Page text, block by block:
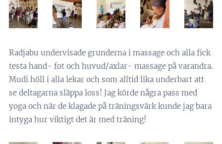
Radjabu undervisade grunderna i massage och alla fick
testa hand- fot och huvud/axlar- massage på varandra.
Mudi höll i alla lekar och som alltid lika underbart att
se deltagarna släppa loss! Jag körde några pass med
yoga och när de klagade på träningsvärk kunde jag bara
intyga hur viktigt det är med träning!